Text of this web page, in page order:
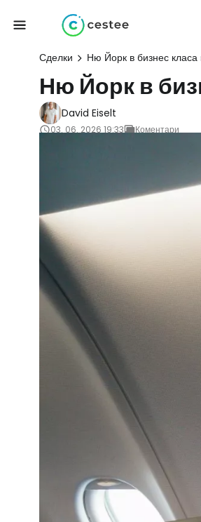
Сделки Ню Йорк в бизнес
Ню Йорк в
David Eiselt
03. 06. 2026 19:33 Коментари